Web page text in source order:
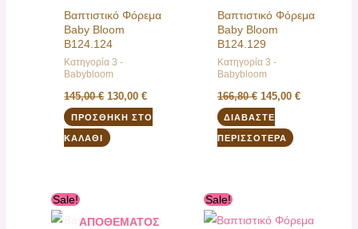
Βαπτιστικό Φόρεμα
Baby Bloom
B124.124
Κατηγορία 3 -
Babybloom
145,00€ 130,00€
ΠΡΟΣΘΉΚΗ ΣΤΟ
ΚΑΛΆΘΙ
Βαπτιστικό Φόρεμα
Baby Bloom
B124.129
Κατηγορία 3 -
Babybloom
166,80€ 145,00 €
ΔΙΑΒΆΣΤΕ
ΠΕΡΙΣΣΌΤΕΡΑ
Sale!
ΑΠΟΘΈΜΑΤΟΣ
was:
τιμή
Sale!
was:
τιμή